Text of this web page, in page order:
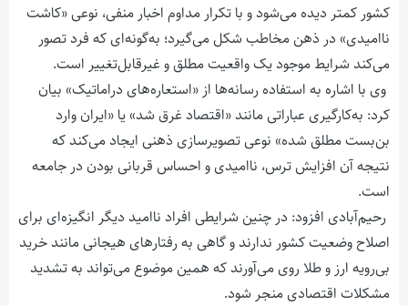
کشور کمتر دیده می‌شود و با تکرار مداوم اخبار منفی، نوعی «کاشت
ناامیدی» در ذهن مخاطب شکل می‌گیرد؛ به‌گونه‌ای که فرد تصور
می‌کند شرایط موجود یک واقعیت مطلق و غیرقابل‌تغییر است.
وی با اشاره به استفاده رسانه‌ها از «استعاره‌های دراماتیک» بیان
کرد: به‌کارگیری عباراتی مانند «اقتصاد غرق شد» یا «ایران وارد
بن‌بست مطلق شده» نوعی تصویرسازی ذهنی ایجاد می‌کند که
نتیجه آن افزایش ترس، ناامیدی و احساس قربانی بودن در جامعه
است.
رحیم‌آبادی افزود: در چنین شرایطی افراد ناامید دیگر انگیزه‌ای برای
اصلاح وضعیت کشور ندارند و گاهی به رفتارهای هیجانی مانند خرید
بی‌رویه ارز و طلا روی می‌آورند که همین موضوع می‌تواند به تشدید
مشکلات اقتصادی منجر شود.